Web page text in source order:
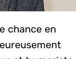
chance en